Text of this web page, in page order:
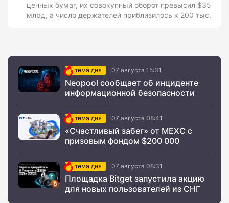
ценных бумаг, их совокупный оборот превысил $35
млрд, а число держателей приблизилось к 200 тыс.
тема дня 07 августа 15:31
Neopool сообщает об инциденте
информационной безопасности
тема дня 07 августа 08:41
«Счастливый забег» от MEXC с
призовым фондом $200 000
тема дня 07 августа 08:31
Площадка Bitget запустила акцию
для новых пользователей из СНГ